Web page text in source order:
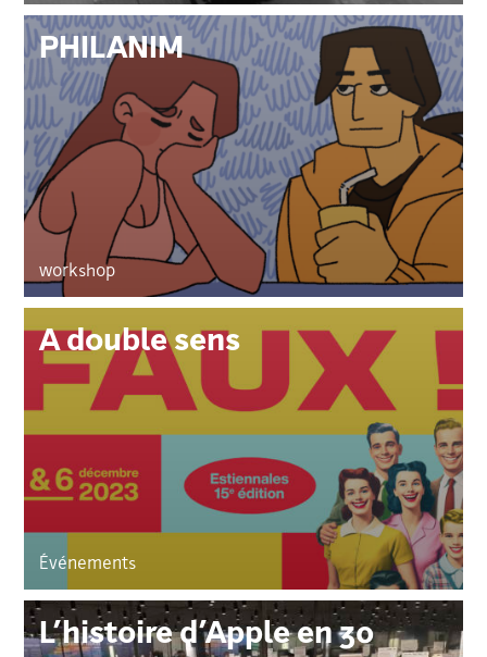
PHILANIM
workshop
A double sens
Événements
L’histoire d’Apple en 30